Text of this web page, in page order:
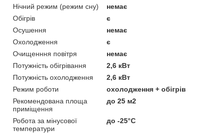
Нічний режим (режим сну)
немає
Обігрів
є
Осушення
немає
Охолодження
є
Очищенння повітря
немає
Потужність обігрівання
2,6 кВт
Потужність охолодження
2,6 кВт
Режим роботи
охолодження + обігрів
Рекомендована площа
приміщення
до 25 м2
Робота за мінусової
температури
до -25°C